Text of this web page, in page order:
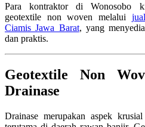
Para kontraktor di Wonosobo
geotextile non woven melalui
Ciamis Jawa Barat, yang
dan praktis.
Geotextile Non
Drainase
Drainase merupakan aspek